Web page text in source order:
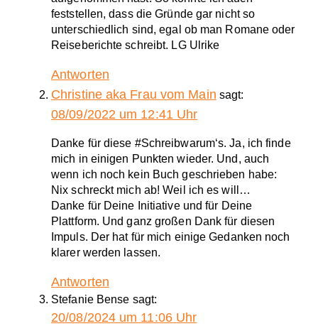
feststellen, dass die Gründe gar nicht so
unterschiedlich sind, egal ob man Romane oder
Reiseberichte schreibt. LG Ulrike
Antworten
Christine aka Frau vom Main sagt:
08/09/2022 um 12:41 Uhr
Danke für diese #Schreibwarum‘s. Ja, ich finde
mich in einigen Punkten wieder. Und, auch
wenn ich noch kein Buch geschrieben habe:
Nix schreckt mich ab! Weil ich es will…
Danke für Deine Initiative und für Deine
Plattform. Und ganz großen Dank für diesen
Impuls. Der hat für mich einige Gedanken noch
klarer werden lassen.
Antworten
Stefanie Bense sagt:
20/08/2024 um 11:06 Uhr